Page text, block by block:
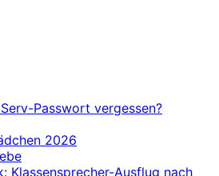
Passwort vergessen?
2026
Klassensprecher-Ausflug nach